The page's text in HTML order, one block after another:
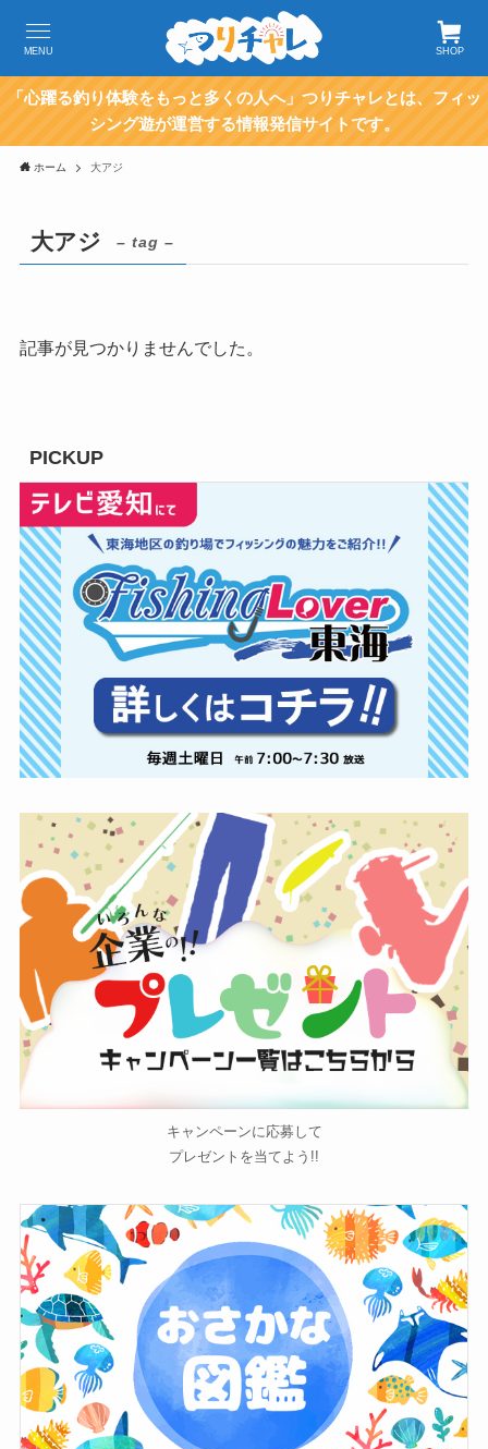
SHOP
MENU
「心躍る釣り体験をもっと多くの人へ」つりチャレとは、フィッ
シング遊が運営する情報発信サイトです。
ホーム 大アジ
大アジ – tag –
記事が見つかりませんでした。
PICKUP
キャンペーンに応募して
プレゼントを当てよう!!